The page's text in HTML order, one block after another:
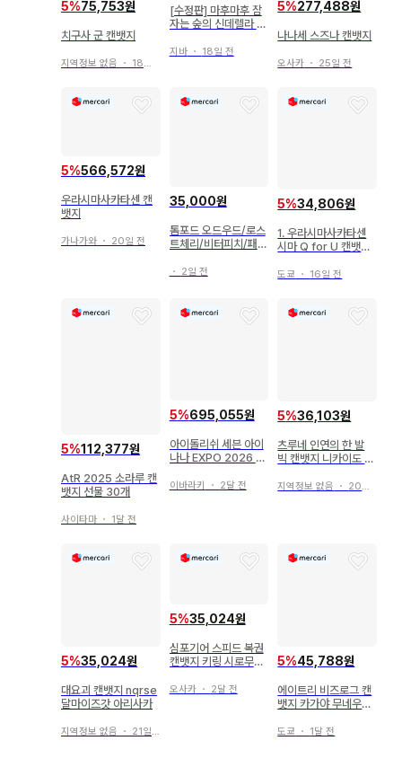
5%75,753원
치구사 군 캔뱃지
지역정보 없음 ・ 18일 전
[수정판] 마후마후 잠
자는 숲의 신데렐라 캔
지바・ 18일 전
5%277,488원
나나세 스즈나 캔뱃지
오사카 ・ 25일 전
5%566,572원
우라시마사카타센 캔
뱃지
가나가와 ・ 20일 전
35,000원
톰포드 오드우드/로스
트체리/비터피치/패뷸
노/화이트스웨이드
・ 2일 전
5%34,806원
1. 우라시마사카타센
시마 Q for U 캔뱃지
도쿄 ・ 16일 전
5%112,377원
AtR 2025 소라루 캔
뱃지 선물 30개
사이타마 ・ 1달 전
5%695,055원
아이돌리쉬 세븐 아이
나나 EXPO 2026 캔
이바라키 ・ 2달 전
5%36,103원
츠루네 인연의 한 발
빅 캔뱃지 니카이도 나
지역정보 없음 ・ 20일 전
5%35,024원
대요괴 캔뱃지 nqrse
달마이즈갓 아리사카
지역정보 없음 ・ 21일 전
5%35,024원
심포기어 스피드 복권
캔뱃지 키링 시로무쿠
오사카・ 2달 전
5%45,788원
에이트리 비즈로그 캔
뱃지 카가야 무네우지
치노야 나기
도쿄 ・ 1달 전